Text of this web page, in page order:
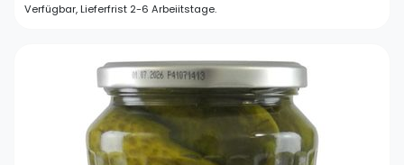
Verfügbar, Lieferfrist 2-6 Arbeiitstage.